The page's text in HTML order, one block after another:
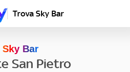
Trova Sky Bar
Sky Bar
San Pietro